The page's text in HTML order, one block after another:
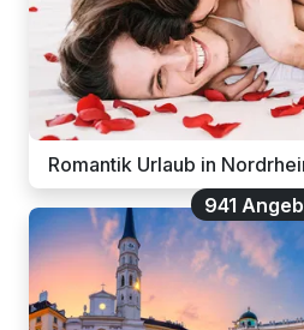
Romantik Urlaub in
941